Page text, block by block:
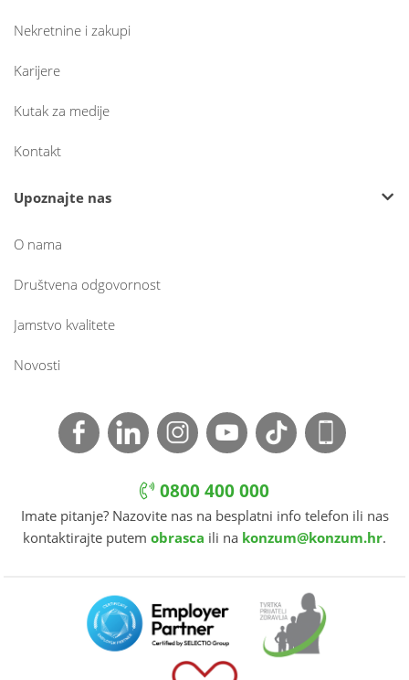
Nekretnine i zakupi
Karijere
Kutak za medije
Kontakt
Upoznajte nas
O nama
Društvena odgovornost
Jamstvo kvalitete
Novosti
0800 400 000
Imate pitanje? Nazovite nas na besplatni info telefon ili nas
kontaktirajte putem obrasca ili na konzum@konzum.hr.